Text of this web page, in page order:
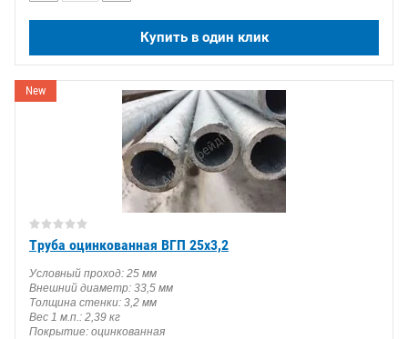
Купить в один клик
New
Труба оцинкованная ВГП 25х3,2
Условный проход: 25 мм
Внешний диаметр: 33,5 мм
Толщина стенки: 3,2 мм
Вес 1 м.п.: 2,39 кг
Покрытие: оцинкованная